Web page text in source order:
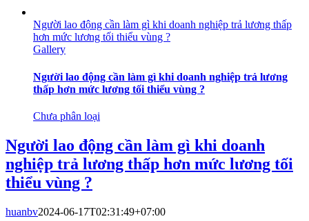
Người lao động cần làm gì khi doanh nghiệp trả lương thấp
hơn mức lương tối thiểu vùng ?
Gallery
Người lao động cần làm gì khi doanh nghiệp trả lương
thấp hơn mức lương tối thiểu vùng ?
Chưa phân loại
Người lao động cần làm gì khi doanh
nghiệp trả lương thấp hơn mức lương tối
thiểu vùng ?
huanbv2024-06-17T02:31:49+07:00